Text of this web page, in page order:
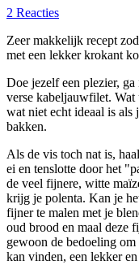
2 Reacties
Zeer makkelijk recept
met een lekker krokant
Doe jezelf een plezier,
verse kabeljauwfilet. Wat
wat niet echt ideaal is als
bakken.
Als de vis toch nat is,
ei en tenslotte door het
de veel fijnere, witte
krijg je polenta. Kan je
fijner te malen met je
oud brood en maal deze
gewoon de bedoeling
kan vinden, een lekker